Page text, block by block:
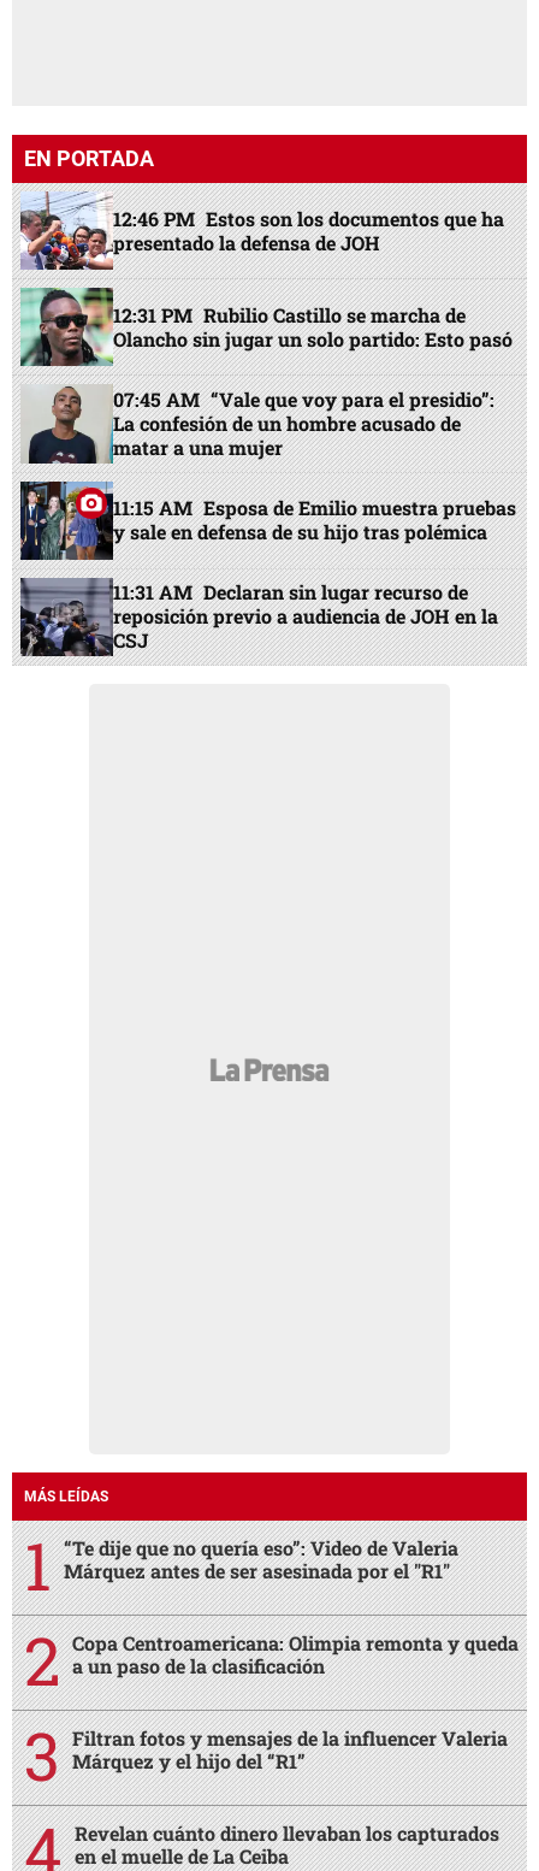
EN PORTADA
12:46 PM Estos son los documentos que ha
presentado la defensa de JOH
12:31 PM Rubilio Castillo se marcha de
Olancho sin jugar un solo partido: Esto pasó
07:45 AM “Vale que voy para el presidio”:
La confesión de un hombre acusado de
matar a una mujer
11:15 AM Esposa de Emilio muestra pruebas
y sale en defensa de su hijo tras polémica
11:31 AM Declaran sin lugar recurso de
reposición previo a audiencia de JOH en la
CSJ
MÁS LEÍDAS
“Te dije que no quería eso”: Video de Valeria
Márquez antes de ser asesinada por el "R1"
Copa Centroamericana: Olimpia remonta y queda
a un paso de la clasificación
Filtran fotos y mensajes de la influencer Valeria
Márquez y el hijo del “R1”
Revelan cuánto dinero llevaban los capturados
en el muelle de La Ceiba